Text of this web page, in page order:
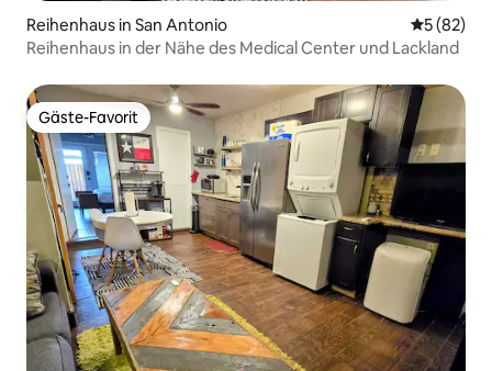
Reihenhaus in San Antonio
5 (82)
Reihenhaus in der Nähe des Medical Center und Lackland
Gäste-Favorit
Gäste-Favorit